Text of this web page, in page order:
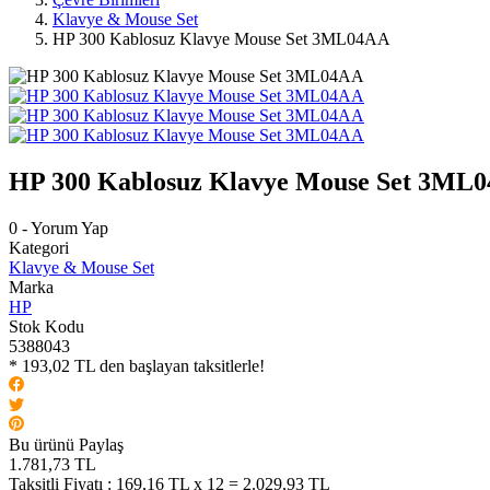
Klavye & Mouse Set
HP 300 Kablosuz Klavye Mouse Set 3ML04AA
HP 300 Kablosuz Klavye Mouse Set
0 - Yorum Yap
Kategori
Klavye & Mouse Set
Marka
HP
Stok Kodu
5388043
* 193,02 TL den başlayan taksitlerle!
Bu ürünü Paylaş
1.781,73 TL
Taksitli Fiyatı : 169,16 TL x 12 = 2.029,93 TL